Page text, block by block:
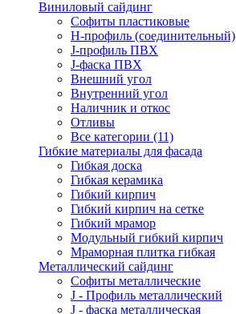
Виниловый сайдинг
Cофиты пластиковые
H-профиль (соединительный)
J-профиль ПВХ
J-фаска ПВХ
Внешний угол
Внутренний угол
Наличник и откос
Отливы
Все категории (11)
Гибкие материалы для фасада
Гибкая доска
Гибкая керамика
Гибкий кирпич
Гибкий кирпич на сетке
Гибкий мрамор
Модульный гибкий кирпич
Мраморная плитка гибкая
Металлический сайдинг
Cофиты металлические
J - Профиль металлический
J - фаска металлическая